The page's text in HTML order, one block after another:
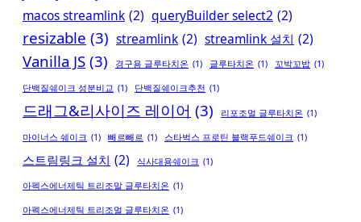
macos streamlink (2) queryBuilder select2 (2)
resizable (3) streamlink (2) streamlink 설치 (2)
Vanilla JS (3) 경구용 글루타치온 (1) 글루타치온 (1) 꼬박꼬밥 (1)
단백질쉐이크 성분비교 (1) 단백질쉐이크추천 (1)
드래그&리사이즈 레이어 (3) 리포조멀 글루타치온 (1)
마이너스 쉐이크 (1) 빼르빼르 (1) 스타벅스 프로틴 블랙푸드쉐이크 (1)
스트림링크 설치 (2) 식사대용쉐이크 (1)
아펙스에너제틱 트리조말 글루타치온 (1)
아펙스에너제틱 트리조멀 글루타치온 (1)